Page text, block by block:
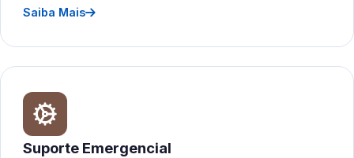
Saiba Mais
Suporte Emergencial